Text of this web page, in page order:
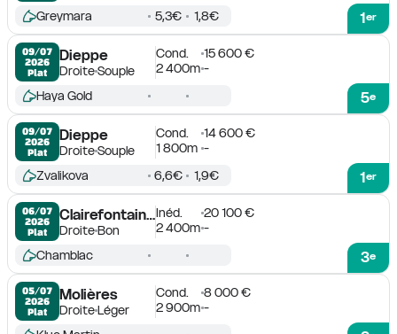
1er
Greymara 5,3€ 1,8€
09/07
2026
Plat
Dieppe
DroiteSouple
Cond.
15 600 €
2 400m -
5e
Haya Gold
09/07
2026
Plat
Dieppe
DroiteSouple
Cond.
14 600 €
1 800m -
1er
Zvalikova 6,6€ 1,9€
06/07
2026
Plat
Clairefontaine-Deauville
DroiteBon
Inéd.
20 100 €
2 400m -
3e
Chamblac
05/07
2026
Plat
Molières
DroiteLéger
Cond.
8 000 €
2 900m -